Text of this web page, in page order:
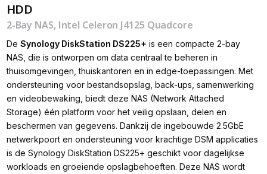
HDD
2-Bay NAS, Intel Celeron J4125 Quadcore
De Synology DiskStation DS225+ is een compacte 2-bay
NAS, die is ontworpen om data centraal te beheren in
thuisomgevingen, thuiskantoren en in edge-toepassingen. Met
ondersteuning voor bestandsopslag, back-ups, samenwerking
en videobewaking, biedt deze NAS (Network Attached
Storage) één platform voor het veilig opslaan, delen en
beschermen van gegevens. Dankzij de ingebouwde 2.5GbE
netwerkpoort en ondersteuning voor krachtige DSM applicaties
is de Synology DiskStation DS225+ geschikt voor dagelijkse
workloads en groeiende opslagbehoeften. Deze NAS wordt